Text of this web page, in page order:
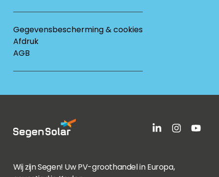
Gegevensbescherming & cookies
Afdruk
AGB
Wij zijn Segen! Uw PV-groothandel in Europa,